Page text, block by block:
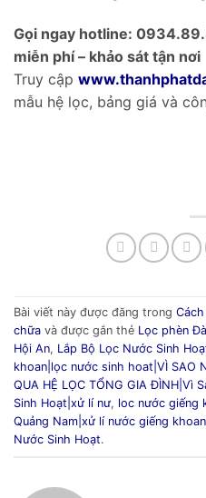
Gọi ngay hotline:
miễn phí – khảo sát tận nơi
Truy cập
mẫu hệ lọc, bảng giá và
Bài viết này được đăng trong
chữa và được gắn thẻ Lọc phèn
Hội An, Lắp Bộ Lọc Nước Sinh
khoan|lọc nước sinh hoat|VÌ SAO
QUA HỆ LỌC TỔNG GIA ĐÌNH|Vì
Sinh Hoạt|xử lí nư, loc nước giếng
Quảng Nam|xử lí nước giếng
Nước Sinh Hoạt.